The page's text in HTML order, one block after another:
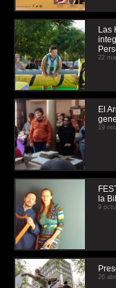
Las
22
El
19
la
9
26